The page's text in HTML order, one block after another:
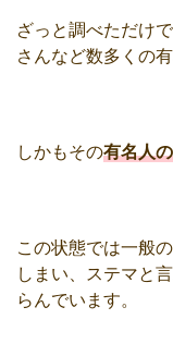
ざっと調べただけ
さんなど数多くの
しかもその有名人
この状態では一般
しまい、ステマと
らんでいます。